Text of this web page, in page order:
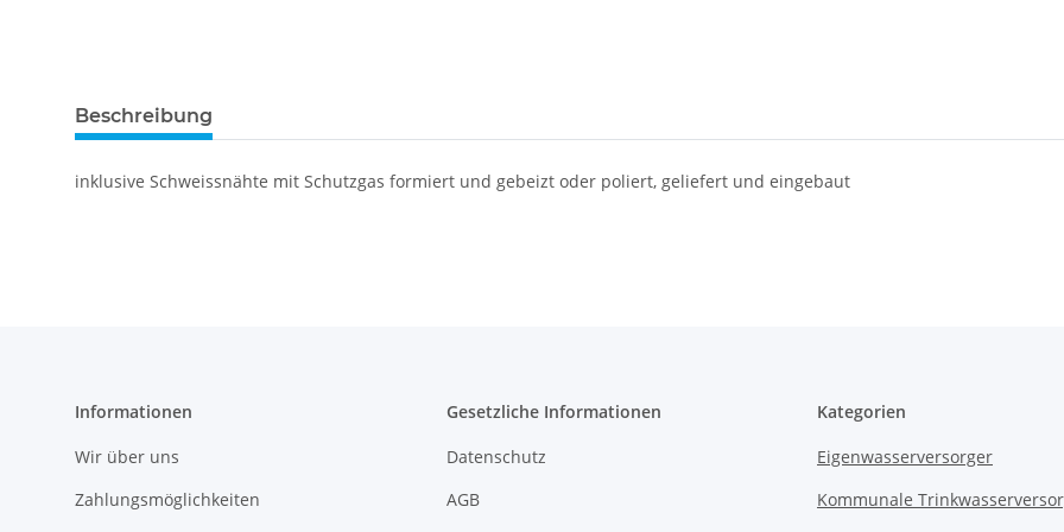
Beschreibung
inklusive Schweissnähte mit Schutzgas formiert und gebeizt oder poliert, geliefert und eingebaut
Informationen
Wir über uns
Zahlungsmöglichkeiten
Gesetzliche Informationen
Datenschutz
AGB
Kategorien
Eigenwasserversorger
Kommunale